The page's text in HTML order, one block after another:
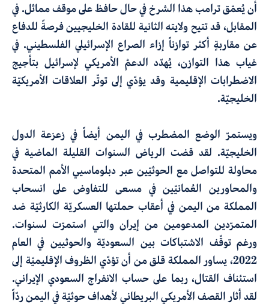
أن يُعمّق ترامب هذا الشرخ في حال حافظ على موقف مماثل. في
المقابل، قد تتيح ولايته الثانية للقادة الخليجيين فرصةً للدفاع
عن مقاربةٍ أكثر توازناً إزاء الصراع الإسرائيلي الفلسطيني. في
غياب هذا التوازن، يُهدّد الدعمُ الأمريكي لإسرائيل بتأجيج
الاضطرابات الإقليمية وقد يؤدّي إلى توتّر العلاقات الأمريكيّة
الخليجيّة.
ويستمرّ الوضع المضطرب في اليمن أيضاً في زعزعة الدول
الخليجيّة. لقد قضت الرياض السنوات القليلة الماضية في
محاولة للتواصل مع الحوثيّين عبر دبلوماسيي الأمم المتحدة
والمحاورين العُمانيّين في مسعى للتفاوض على انسحاب
المملكة من اليمن في أعقاب حملتها العسكريّة الكارثيّة ضد
المتمرّدين المدعومين من إيران والتي استمرّت لسنوات.
ورغم توقّف الاشتباكات بين السعوديّة والحوثيين في العام
2022، يساور المملكة قلق من أن تؤدّي الظروف الإقليميّة إلى
استئناف القتال، ربما على حساب الانفراج السعودي الإيراني.
لقد أثار القصف الأمريكي البريطاني لأهداف حوثيّة في اليمن ردّاً